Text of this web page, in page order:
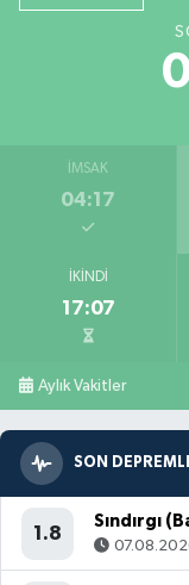
İMSAK
04:17
İKINDI
17:07
Aylık Vakitler
SON
1.8
Sındırgı